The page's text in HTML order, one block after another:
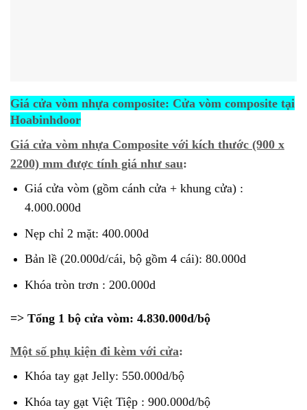
Giá cửa vòm nhựa composite: Cửa vòm composite tại
Hoabinhdoor
Giá cửa vòm nhựa Composite với kích thước (900 x
2200) mm được tính giá như sau:
Giá cửa vòm (gồm cánh cửa + khung cửa) :
4.000.000d
Nẹp chỉ 2 mặt: 400.000d
Bản lề (20.000d/cái, bộ gồm 4 cái): 80.000d
Khóa tròn trơn : 200.000d
=> Tổng 1 bộ cửa vòm: 4.830.000d/bộ
Một số phụ kiện đi kèm với cửa:
Khóa tay gạt Jelly: 550.000d/bộ
Khóa tay gạt Việt Tiệp : 900.000d/bộ